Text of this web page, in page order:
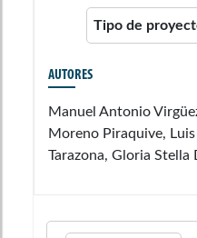
Tipo de
AUTORES
Manuel Antonio
Moreno Piraquive,
Tarazona, Gloria Stella